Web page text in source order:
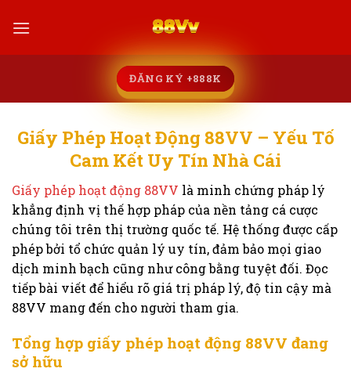
đến
ĐĂNG KÝ +888K
Giấy Phép Hoạt Động 88VV – Yếu Tố
Cam Kết Uy Tín Nhà Cái
Giấy phép hoạt động 88VV là minh chứng pháp lý
khẳng định vị thế hợp pháp của nền tảng cá cược
chúng tôi trên thị trường quốc tế. Hệ thống được cấp
phép bởi tổ chức quản lý uy tín, đảm bảo mọi giao
dịch minh bạch cũng như công bằng tuyệt đối. Đọc
tiếp bài viết để hiểu rõ giá trị pháp lý, độ tin cậy mà
88VV mang đến cho người tham gia.
Tổng hợp giấy phép hoạt động 88VV đang
sở hữu